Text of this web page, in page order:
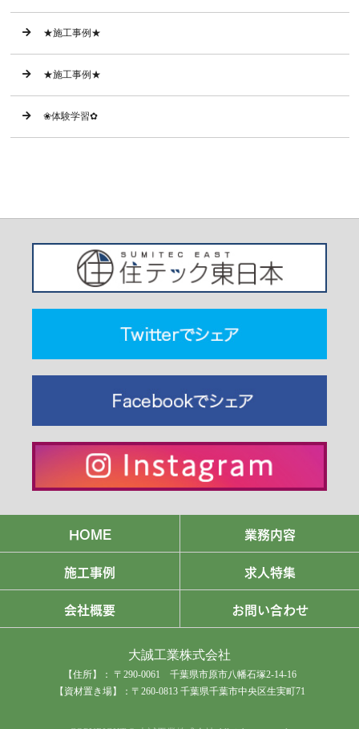
★施工事例★
★施工事例★
❀体験学習✿
HOME
業務内容
施工事例
求人特集
会社概要
お問い合わせ
大誠工業株式会社
【住所】： 〒290-0061 千葉県市原市八幡石塚2-14-16
【資材置き場】：〒260-0813 千葉県千葉市中央区生実町71